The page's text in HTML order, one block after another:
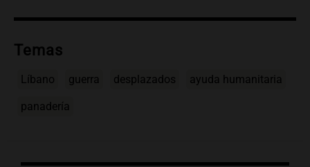
Temas
Líbano guerra desplazados ayuda humanitaria
panadería